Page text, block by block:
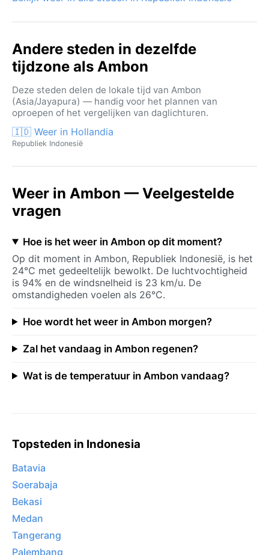
Andere steden in dezelfde
tijdzone als Ambon
Deze steden delen de lokale tijd van Ambon
(Asia/Jayapura) — handig voor het plannen van
oproepen of het vergelijken van daglichturen.
🇮🇩 Weer in Hollandia
Republiek Indonesië
Weer in Ambon — Veelgestelde
vragen
Hoe is het weer in Ambon op dit moment?
Op dit moment in Ambon, Republiek Indonesië, is het
24°C met gedeeltelijk bewolkt. De luchtvochtigheid
is 94% en de windsnelheid is 23 km/u. De
omstandigheden voelen als 26°C.
Hoe wordt het weer in Ambon morgen?
Zal het vandaag in Ambon regenen?
Wat is de temperatuur in Ambon vandaag?
Topsteden in Indonesia
Batavia
Soerabaja
Bekasi
Medan
Tangerang
Palembang